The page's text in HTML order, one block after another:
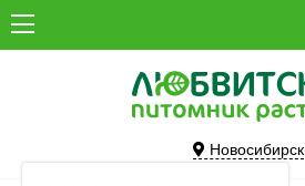
Новосибирск